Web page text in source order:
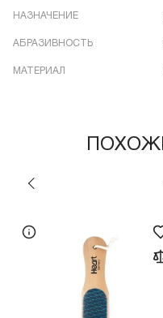
НАЗНАЧЕНИЕ
АБРАЗИВНОСТЬ
МАТЕРИАЛ